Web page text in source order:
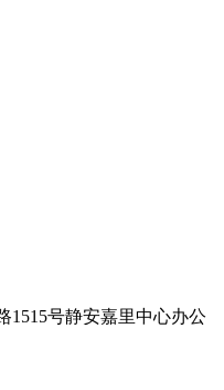
1515号静安嘉里中心办公